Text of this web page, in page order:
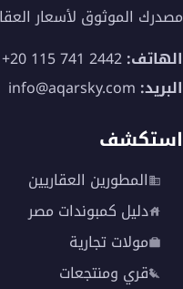
مصدرك الموثوق لأسعار
الهاتف:+20 115 741 2442
البريد: info@aqarsky.com
استكشف
المطورين العقاريين
دليل كمبوندات مصر
مولات تجارية
قري ومنتجعات